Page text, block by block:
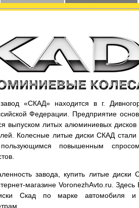
«СКАД» находится в г.
Федерации. Предприятие
выпуском литых алюминиевых дисков
Колесные литые диски СКАД стали
повышенным
завода, купить литые диски
магазине VoronezhAvto.ru. Здесь
Скад по марке автомобиля